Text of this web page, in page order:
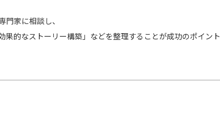
家に相談し、
果的なストーリー構築」などを整理することが成功のポイント